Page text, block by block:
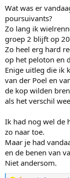
Wat was er
poursuivants?
Zo lang ik
groep 2 blijft op
Zo heel erg hard
op het peloton en
Enige uitleg die ik
van der Poel en
de kop wilden
als het verschil
Ik had nog wel de
zo naar toe.
Maar je had
en de benen van
Niet andersom.